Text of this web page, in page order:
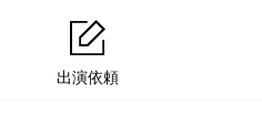
出演依頼